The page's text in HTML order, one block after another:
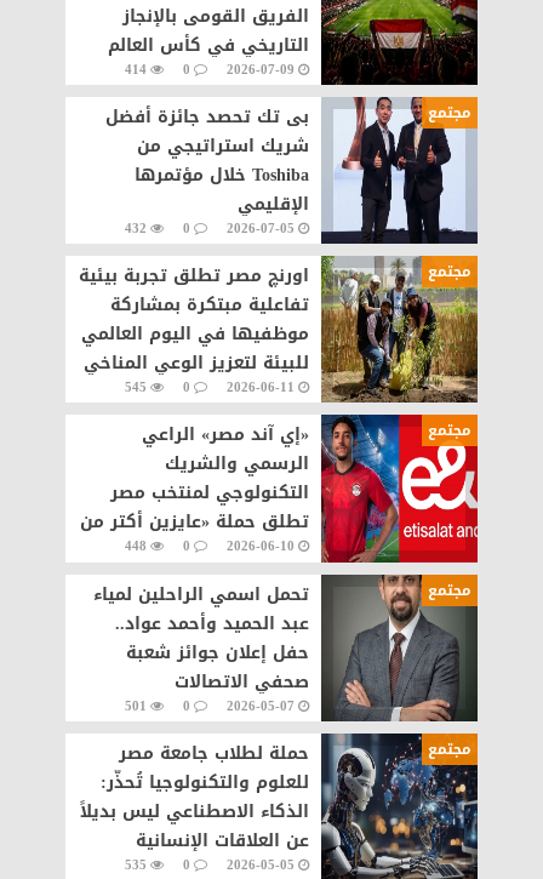
الفريق القومى بالإنجاز
التاريخي في كأس العالم
2026-07-09
0
414
مجتمع
بى تك تحصد جائزة أفضل
شريك استراتيجي من
Toshiba خلال مؤتمرها
الإقليمي
2026-07-05
0
432
مجتمع
اورنچ مصر تطلق تجربة بيئية
تفاعلية مبتكرة بمشاركة
موظفيها في اليوم العالمي
للبيئة لتعزيز الوعي المناخي
2026-06-11
0
545
مجتمع
«إي آند مصر» الراعي
الرسمي والشريك
التكنولوجي لمنتخب مصر
تطلق حملة «عايزين أكتر من
اللي بنحلم بيه» في مونديال
2026
2026-06-10
0
448
مجتمع
تحمل اسمي الراحلين لمياء
عبد الحميد وأحمد عواد..
حفل إعلان جوائز شعبة
صحفي الاتصالات
والتكنولوجيا ١٥ مايو
2026-05-07
0
501
مجتمع
حملة لطلاب جامعة مصر
للعلوم والتكنولوجيا تُحذّر:
الذكاء الاصطناعي ليس بديلاً
عن العلاقات الإنسانية
2026-05-05
0
535